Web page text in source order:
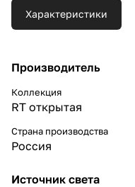
Характеристики
Производитель
Коллекция
RT открытая
Страна производства
Россия
Источник света